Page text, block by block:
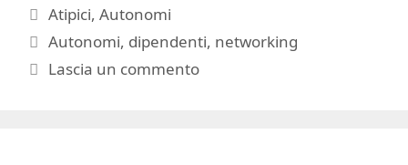
Categorie
Atipici,Autonomi
Tag
Autonomi, dipendenti, networking
Lascia un commento